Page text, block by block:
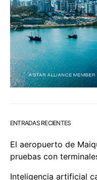
ENTRADAS RECIENTES
El aeropuerto de
pruebas con
Inteligencia artificial